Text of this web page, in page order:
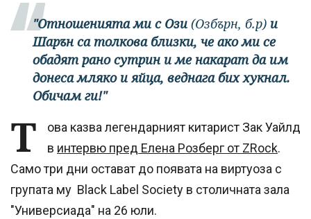
"Отношенията ми с Ози (Озбърн, б.р) и
Шарън са толкова близки, че ако ми се
обадят рано сутрин и ме накарат да им
донеса мляко и яйца, веднага бих хукнал.
Обичам ги!"
Т
ова казва легендарният китарист Зак Уайлд
в интервю пред Елена Розберг от ZRock.
Само три дни остават до появата на виртуоза с
групата му Black Label Society в столичната зала
"Универсиада" на 26 юли.